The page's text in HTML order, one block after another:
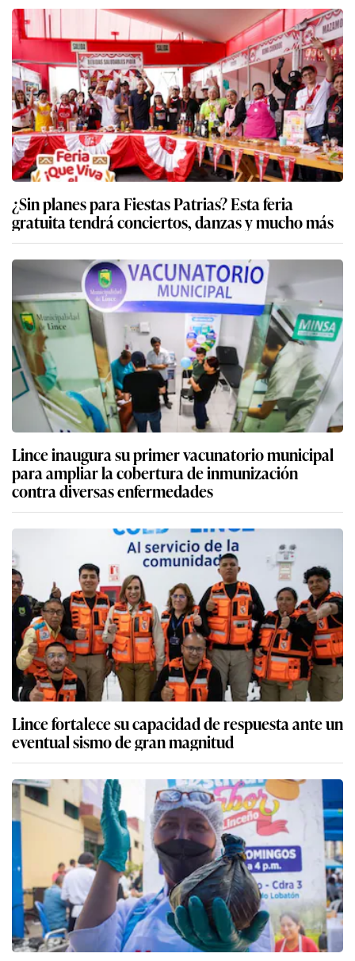
¿Sin planes para Fiestas Patrias? Esta feria
gratuita tendrá conciertos, danzas y mucho más
Lince inaugura su primer vacunatorio municipal
para ampliar la cobertura de inmunización
contra diversas enfermedades
Lince fortalece su capacidad de respuesta ante un
eventual sismo de gran magnitud